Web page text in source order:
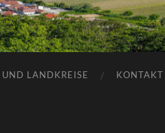
UND LANDKREISE KONTAKT